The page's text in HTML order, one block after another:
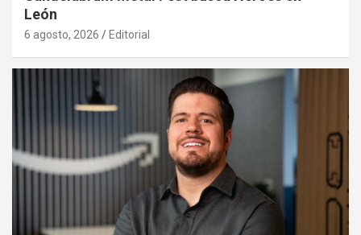
León
6 agosto, 2026 Editorial